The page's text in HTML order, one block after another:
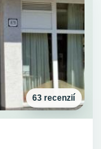
63 recenzií